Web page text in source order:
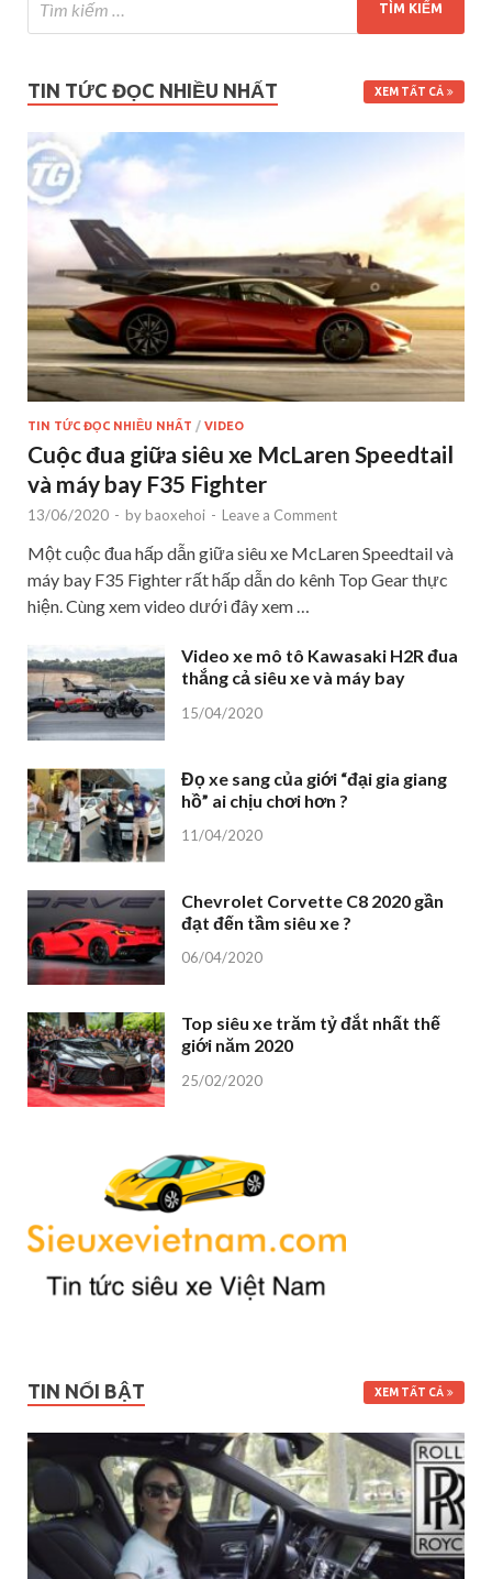
TIN TỨC ĐỌC NHIỀU NHẤT XEM TẤT CẢ
TIN TỨC ĐỌC NHIỀU NHẤT / VIDEO
Cuộc đua giữa siêu xe McLaren Speedtail
và máy bay F35 Fighter
13/06/2020 - by baoxehoi - Leave a Comment
Một cuộc đua hấp dẫn giữa siêu xe McLaren Speedtail và
máy bay F35 Fighter rất hấp dẫn do kênh Top Gear thực
hiện. Cùng xem video dưới đây xem …
Video xe mô tô Kawasaki H2R đua
thắng cả siêu xe và máy bay
15/04/2020
Đọ xe sang của giới “đại gia giang
hồ” ai chịu chơi hơn ?
11/04/2020
Chevrolet Corvette C8 2020 gần
đạt đến tầm siêu xe ?
06/04/2020
Top siêu xe trăm tỷ đắt nhất thế
giới năm 2020
25/02/2020
TIN NỔI BẬT XEM TẤT CẢ